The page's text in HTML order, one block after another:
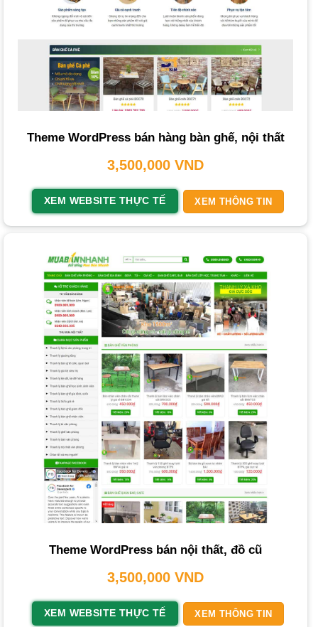
Tối ưu hóa di động (Responsive Design):Website phải
Chất lượng hình ảnh và đồ họa:Sử dụng hình ảnh và
video độ phân giải cao, chân thực, thể hiện rõ chi tiết sản
phẩm và không giankiến trúc
Cung cấp mô tả sản phẩm chi tiết, các
Tối ưu hóa công cụ tìm kiếm (SEO):
Cấu trúc website
chuẩn SEO, tối ưu từ khóa, tốc độ tải trang giúp website
Tính năng tương tác:Biểu mẫu liên hệ, chat trực tuyến,
tích hợp mạng xã hội giúp khách hàng dễ dàng kết nối.
Đánh giá và phản hồi khách hàng:Cho phép khách
hàng để lại đánh giá, bình luận để tạo dựng niềm tin.
Tích hợp thương mại điện tử:Giỏ hàng, phương thức
thanh toán trực tuyến an toàn, quản lý đơn hàng. Nếu bạn
muốn bán hàng, việcthiết kế website bán hàng online
cần thiết.
Bảo mật và tin cậy:Chứng chỉ SSL (HTTPS), bảo vệ
thông tin khách hàng, đảm bảo giao dịch an toàn.
Khả năng cập nhật và bảo trì:Hệ thống CMS dễ dàng
cho phép cập nhật thông tin và bảo trì định kỳ.
Thanh điều hướng và chuyên mục chính:Đơn giản, rõ
ràng, giúp khách hàng dễ tìm kiếm danh mục.
Xu Hướng Thiết Kế Website Nội Thất Nổi
Ngành nội thất luôn biến đổi, và thiết kế website cũng vậy.
Theme WordPress bán hàng bàn ghế, nội thất
3,500,000 VND
XEM WEBSITE THỰC TẾ XEM THÔNG TIN
Theme WordPress bán nội thất, đồ cũ
3,500,000 VND
XEM WEBSITE THỰC TẾ XEM THÔNG TIN